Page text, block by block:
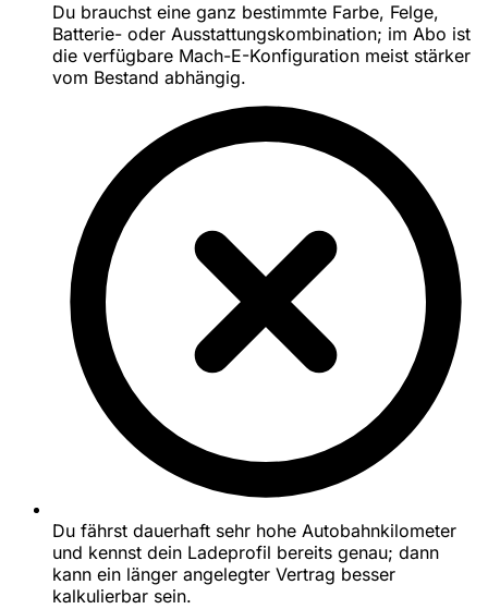
Du brauchst eine ganz bestimmte Farbe, Felge,
Batterie- oder Ausstattungskombination; im Abo ist
die verfügbare Mach-E-Konfiguration meist stärker
vom Bestand abhängig.
Du fährst dauerhaft sehr hohe Autobahnkilometer
und kennst dein Ladeprofil bereits genau; dann
kann ein länger angelegter Vertrag besser
kalkulierbar sein.